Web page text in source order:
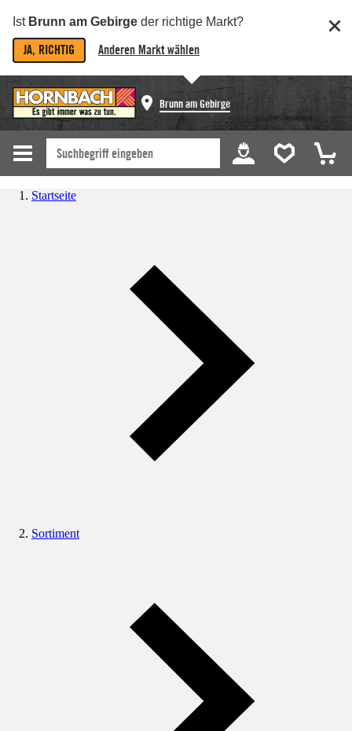
Ist Brunn am Gebirge der richtige Markt?
JA, RICHTIG Anderen Markt wählen
Brunn am Gebirge
Startseite
Sortiment